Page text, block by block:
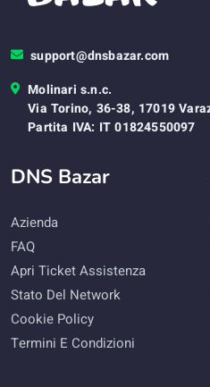
support@dnsbazar.com
Molinari s.n.c.
Via Torino, 36-38, 17019
Partita IVA: IT 01824550097
DNS Bazar
Azienda
FAQ
Apri Ticket Assistenza
Stato Del Network
Cookie Policy
Termini E Condizioni